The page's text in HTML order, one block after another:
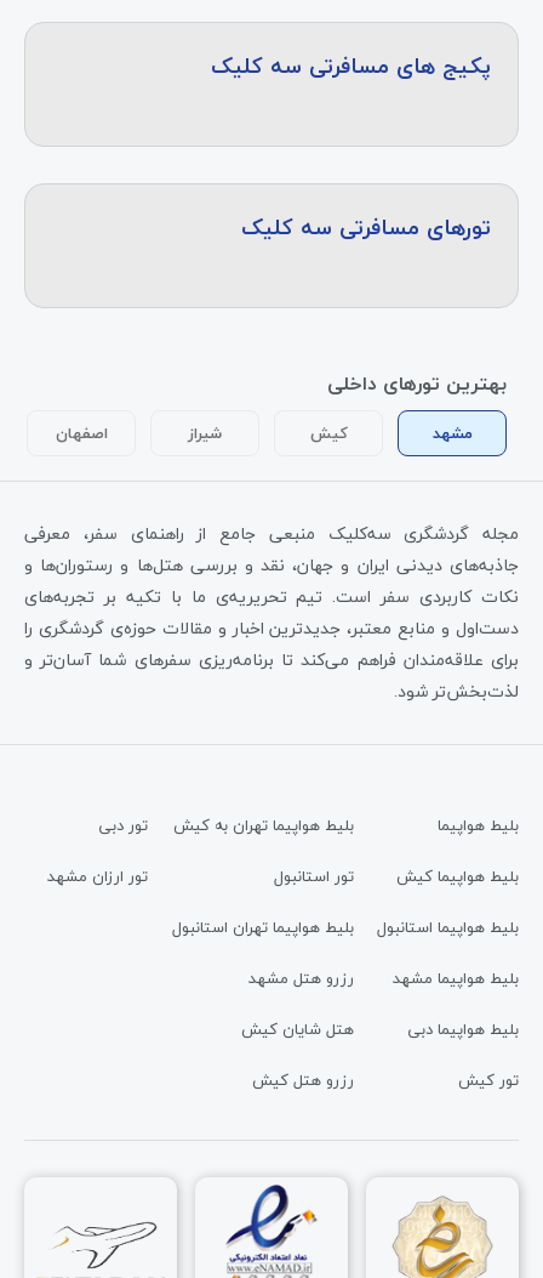
پکیج های مسافرتی سه کلیک
تورهای مسافرتی سه کلیک
بهترین تورهای داخلی
مشهد کیش شیراز اصفهان
مجله گردشگری سه‌کلیک منبعی جامع از راهنمای سفر، معرفی
جاذبه‌های دیدنی ایران و جهان، نقد و بررسی هتل‌ها و رستوران‌ها و
نکات کاربردی سفر است. تیم تحریریه‌ی ما با تکیه بر تجربه‌های
دست‌اول و منابع معتبر، جدیدترین اخبار و مقالات حوزه‌ی گردشگری را
برای علاقه‌مندان فراهم می‌کند تا برنامه‌ریزی سفرهای شما آسان‌تر و
لذت‌بخش‌تر شود.
بلیط هواپیما
بلیط هواپیما کیش
بلیط هواپیما استانبول
بلیط هواپیما مشهد
بلیط هواپیما دبی
تور کیش
بلیط هواپیما تهران به کیش
تور استانبول
بلیط هواپیما تهران استانبول
رزرو هتل مشهد
هتل شایان کیش
رزرو هتل کیش
تور دبی
تور ارزان مشهد